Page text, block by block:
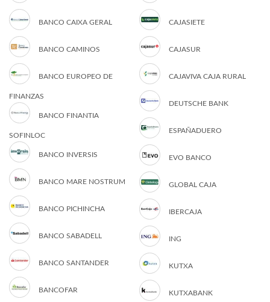
BANCO CAIXA GERAL
BANCO CAMINOS
BANCO EUROPEO DE
FINANZAS
BANCO FINANTIA
SOFINLOC
BANCO INVERSIS
BANCO MARE NOSTRUM
BANCO PICHINCHA
BANCO SABADELL
BANCO SANTANDER
BANCOFAR
CAJASIETE
CAJASUR
CAJAVIVA CAJA RURAL
DEUTSCHE BANK
ESPAÑADUERO
EVO BANCO
GLOBAL CAJA
IBERCAJA
ING
KUTXA
KUTXABANK